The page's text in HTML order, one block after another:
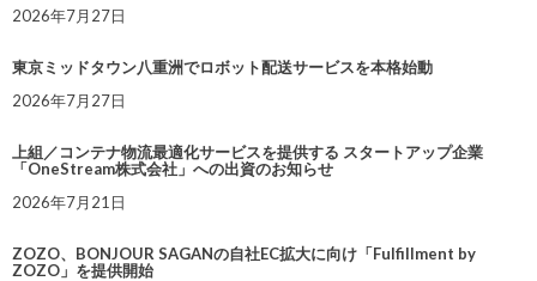
2026年7月27日
東京ミッドタウン八重洲でロボット配送サービスを本格始動
2026年7月27日
上組／コンテナ物流最適化サービスを提供する スタートアップ企業
「OneStream株式会社」への出資のお知らせ
2026年7月21日
ZOZO、BONJOUR SAGANの自社EC拡大に向け「Fulfillment by
ZOZO」を提供開始